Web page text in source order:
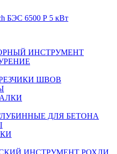
БЭС 6500 Р 5 кВт
ИНСТРУМЕНТ
ШВОВ
ДЛЯ БЕТОНА
ИНСТРУМЕНТ РОХЛИ